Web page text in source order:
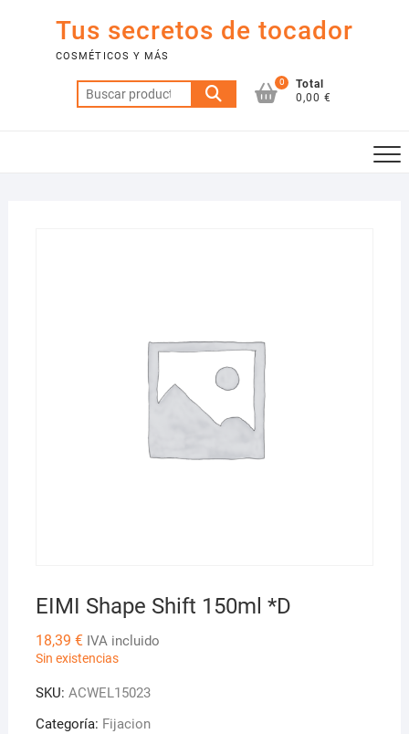
contenido
Tus secretos de tocador
COSMÉTICOS Y MÁS
Buscar
por:
0
Total
0,00 €
EIMI Shape Shift 150ml *D
18,39 € IVA incluido
Sin existencias
SKU: ACWEL15023
Categoría: Fijacion